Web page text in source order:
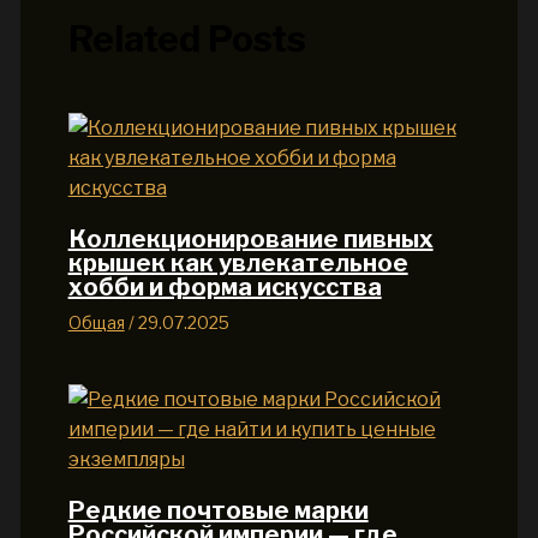
Коллекционирование пивных
крышек как увлекательное
хобби и форма искусства
Общая /29.07.2025
Редкие почтовые марки